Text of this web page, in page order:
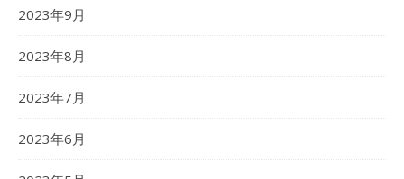
2023年9月
2023年8月
2023年7月
2023年6月